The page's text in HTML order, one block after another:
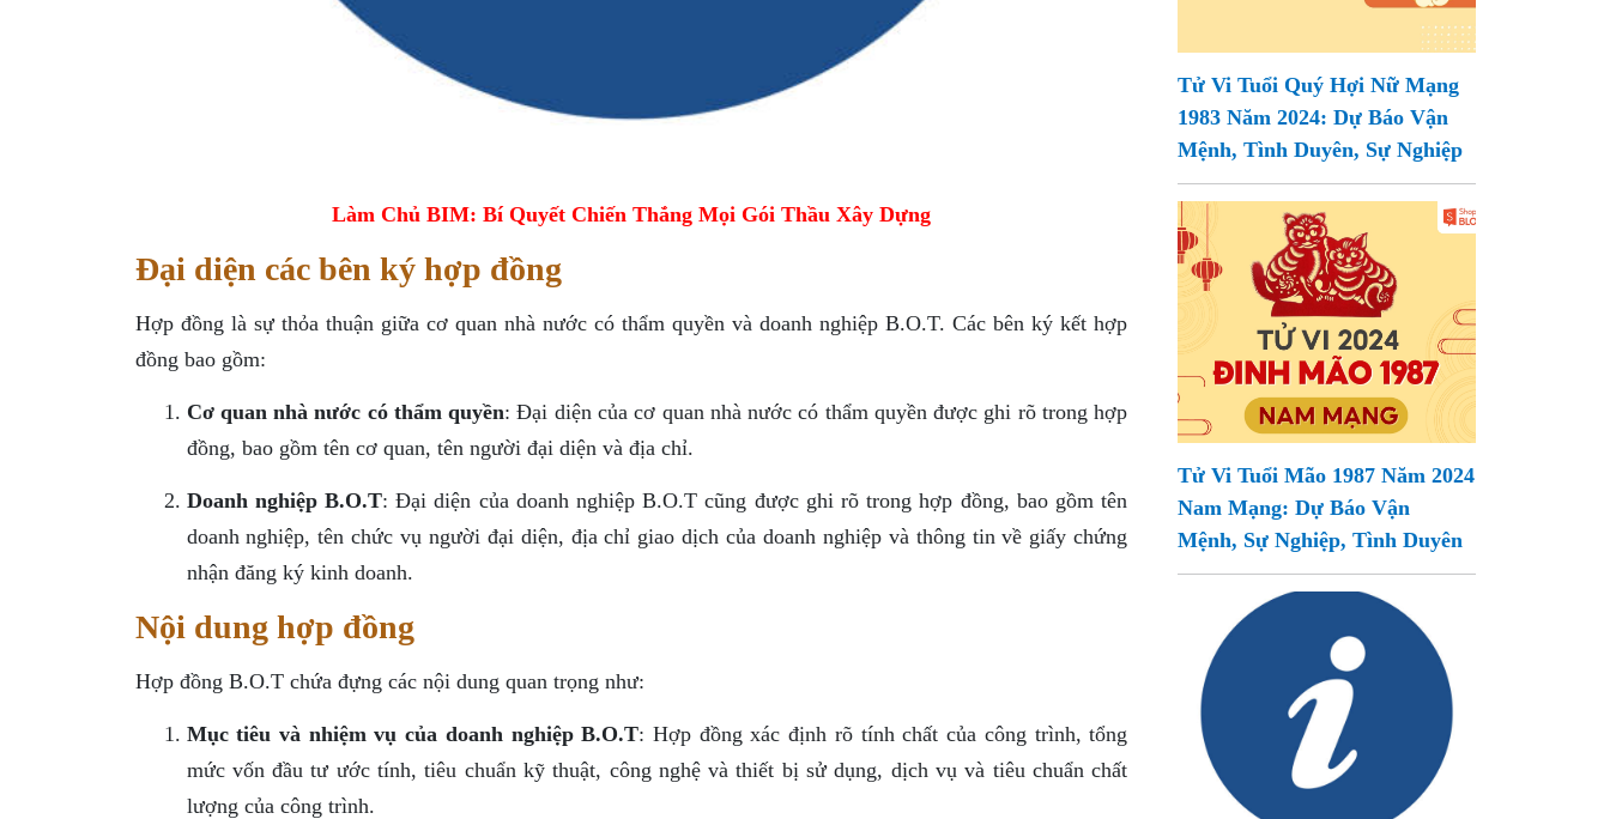
Làm Chủ BIM: Bí Quyết Chiến Thắng Mọi Gói Thầu Xây Dựng
Đại diện các bên ký hợp đồng
Hợp đồng là sự thỏa thuận giữa cơ quan nhà nước có thẩm quyền và doanh nghiệp B.O.T. Các bên ký kết hợp
đồng bao gồm:
Cơ quan nhà nước có thẩm quyền: Đại diện của cơ quan nhà nước có thẩm quyền được ghi rõ trong hợp
đồng, bao gồm tên cơ quan, tên người đại diện và địa chỉ.
Doanh nghiệp B.O.T: Đại diện của doanh nghiệp B.O.T cũng được ghi rõ trong hợp đồng, bao gồm tên
doanh nghiệp, tên chức vụ người đại diện, địa chỉ giao dịch của doanh nghiệp và thông tin về giấy chứng
nhận đăng ký kinh doanh.
Nội dung hợp đồng
Hợp đồng B.O.T chứa đựng các nội dung quan trọng như:
Mục tiêu và nhiệm vụ của doanh nghiệp B.O.T: Hợp đồng xác định rõ tính chất của công trình, tổng
mức vốn đầu tư ước tính, tiêu chuẩn kỹ thuật, công nghệ và thiết bị sử dụng, dịch vụ và tiêu chuẩn chất
lượng của công trình.
Tử Vi Tuổi Quý Hợi Nữ Mạng
1983 Năm 2024: Dự Báo Vận
Mệnh, Tình Duyên, Sự Nghiệp
Tử Vi Tuổi Mão 1987 Năm 2024
Nam Mạng: Dự Báo Vận
Mệnh, Sự Nghiệp, Tình Duyên